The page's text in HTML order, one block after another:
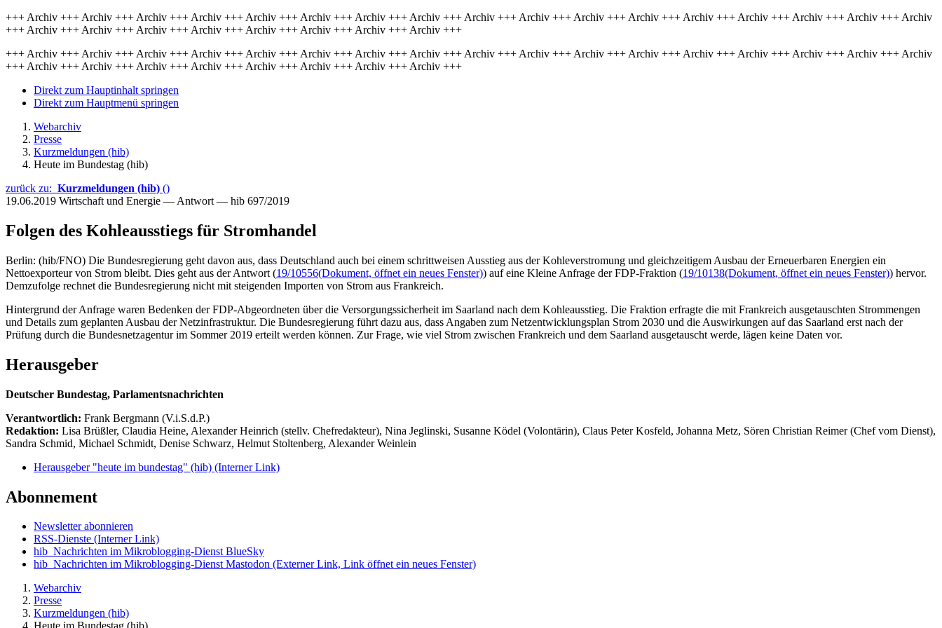
+++ Archiv +++ Archiv +++ Archiv +++ Archiv +++ Archiv +++ Archiv +++ Archiv +++ Archiv +++ Archiv +++ Archiv +++ Archiv +++ Archiv +++ Archiv +++ Archiv +++ Archiv +++ Archiv +++ Archiv
+++ Archiv +++ Archiv +++ Archiv +++ Archiv +++ Archiv +++ Archiv +++ Archiv +++ Archiv +++
+++ Archiv +++ Archiv +++ Archiv +++ Archiv +++ Archiv +++ Archiv +++ Archiv +++ Archiv +++ Archiv +++ Archiv +++ Archiv +++ Archiv +++ Archiv +++ Archiv +++ Archiv +++ Archiv +++ Archiv
+++ Archiv +++ Archiv +++ Archiv +++ Archiv +++ Archiv +++ Archiv +++ Archiv +++ Archiv +++
Direkt zum Hauptinhalt springen
Direkt zum Hauptmenü springen
Webarchiv
Presse
Kurzmeldungen (hib)
Heute im Bundestag (hib)
zurück zu: Kurzmeldungen (hib) ()
19.06.2019 Wirtschaft und Energie — Antwort — hib 697/2019
Folgen des Kohleausstiegs für Stromhandel
Berlin: (hib/FNO) Die Bundesregierung geht davon aus, dass Deutschland auch bei einem schrittweisen Ausstieg aus der Kohleverstromung und gleichzeitigem Ausbau der Erneuerbaren Energien ein
Nettoexporteur von Strom bleibt. Dies geht aus der Antwort (19/10556(Dokument, öffnet ein neues Fenster)) auf eine Kleine Anfrage der FDP-Fraktion (19/10138(Dokument, öffnet ein neues Fenster)) hervor.
Demzufolge rechnet die Bundesregierung nicht mit steigenden Importen von Strom aus Frankreich.
Hintergrund der Anfrage waren Bedenken der FDP-Abgeordneten über die Versorgungssicherheit im Saarland nach dem Kohleausstieg. Die Fraktion erfragte die mit Frankreich ausgetauschten Strommengen
und Details zum geplanten Ausbau der Netzinfrastruktur. Die Bundesregierung führt dazu aus, dass Angaben zum Netzentwicklungsplan Strom 2030 und die Auswirkungen auf das Saarland erst nach der
Prüfung durch die Bundesnetzagentur im Sommer 2019 erteilt werden können. Zur Frage, wie viel Strom zwischen Frankreich und dem Saarland ausgetauscht werde, lägen keine Daten vor.
Herausgeber
Deutscher Bundestag, Parlamentsnachrichten
Verantwortlich: Frank Bergmann (V.i.S.d.P.)
Redaktion: Lisa Brüßler, Claudia Heine, Alexander Heinrich (stellv. Chefredakteur), Nina Jeglinski, Susanne Ködel (Volontärin), Claus Peter Kosfeld, Johanna Metz, Sören Christian Reimer (Chef vom Dienst),
Sandra Schmid, Michael Schmidt, Denise Schwarz, Helmut Stoltenberg, Alexander Weinlein
Herausgeber "heute im bundestag" (hib) (Interner Link)
Abonnement
Newsletter abonnieren
RSS-Dienste (Interner Link)
hib_Nachrichten im Mikroblogging-Dienst BlueSky
hib_Nachrichten im Mikroblogging-Dienst Mastodon (Externer Link, Link öffnet ein neues Fenster)
Webarchiv
Presse
Kurzmeldungen (hib)